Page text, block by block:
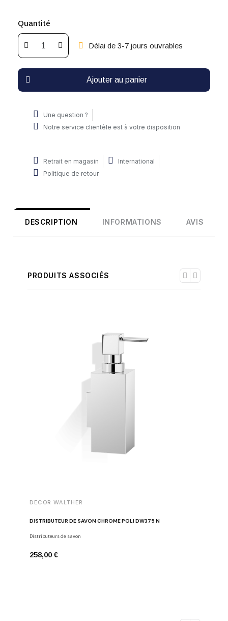
Quantité
Délai de 3-7 jours ouvrables
Ajouter au panier
Une question ?
Notre service clientèle est à votre disposition
Retrait en magasin
International
Politique de retour
DESCRIPTION INFORMATIONS AVIS
PRODUITS ASSOCIÉS
DECOR WALTHER
DISTRIBUTEUR DE SAVON CHROME POLI DW375 N
Distributeurs de savon
258,00 €